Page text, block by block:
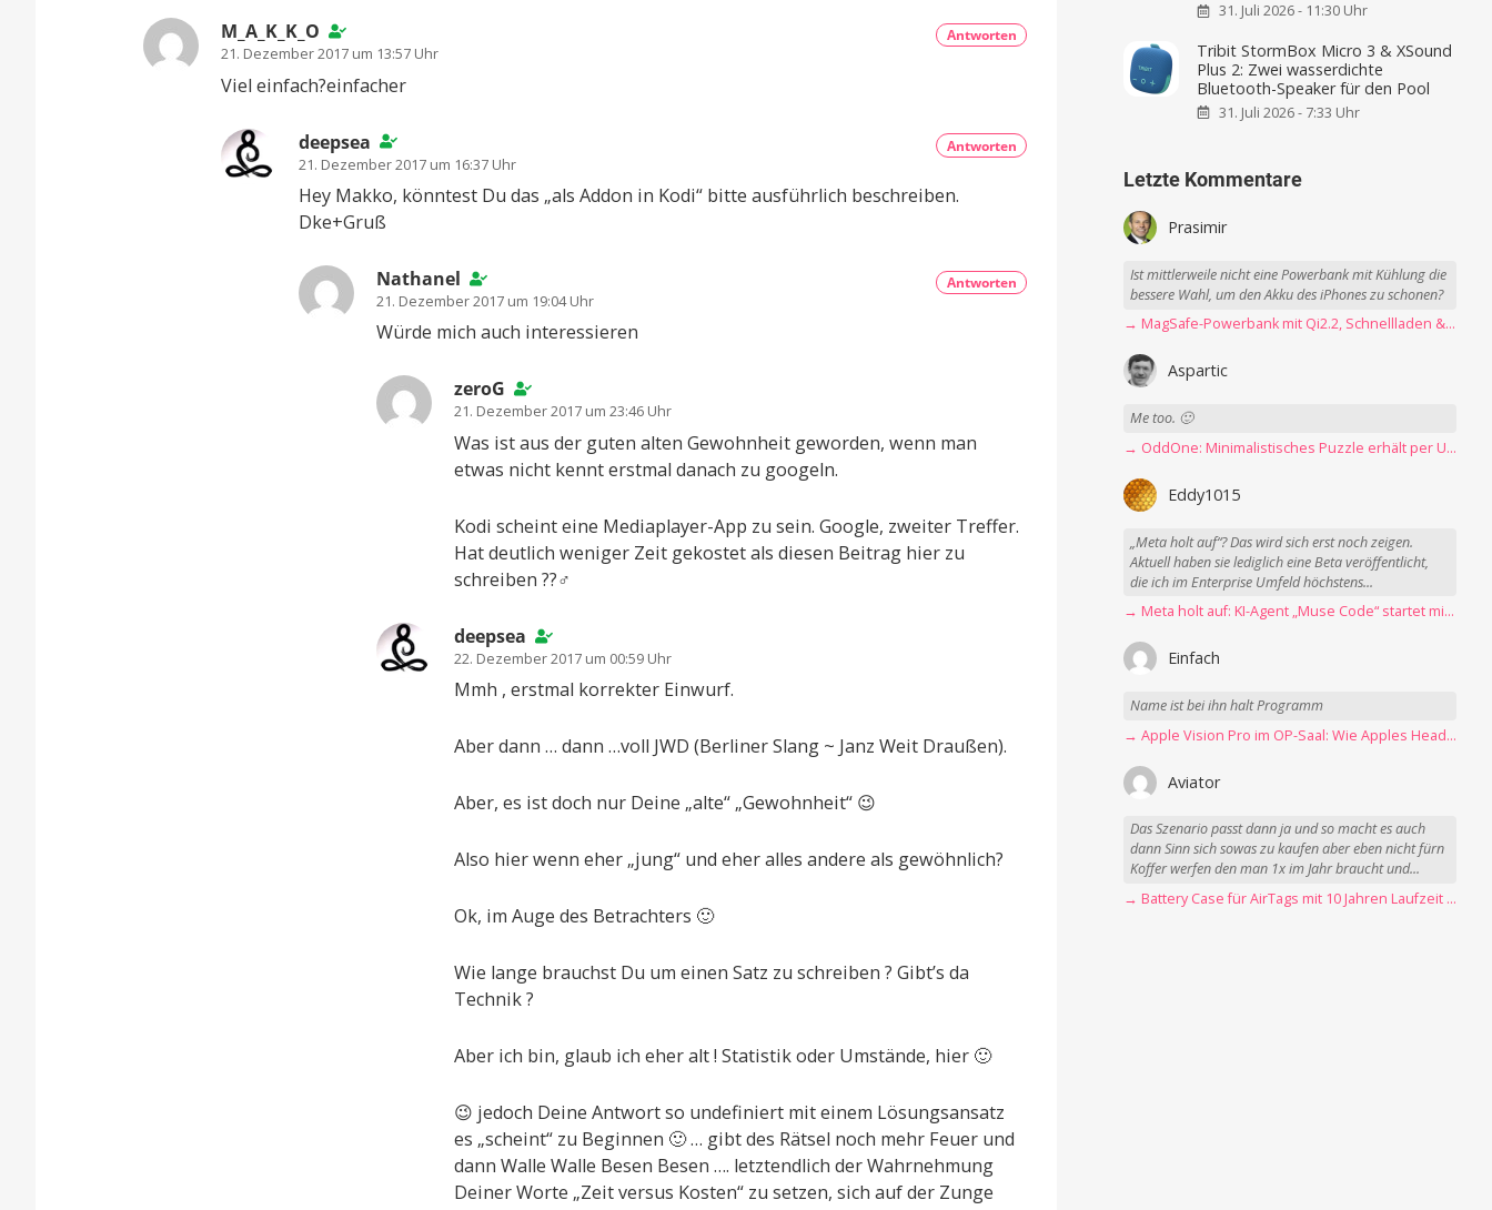
M_A_K_K_O
21. Dezember 2017 um 13:57 Uhr
Viel einfach?einfacher
Antworten
deepsea
21. Dezember 2017 um 16:37 Uhr
Hey Makko, könntest Du das „als Addon in Kodi“ bitte ausführlich beschreiben.
Dke+Gruß
Antworten
Nathanel
21. Dezember 2017 um 19:04 Uhr
Würde mich auch interessieren
Antworten
zeroG
21. Dezember 2017 um 23:46 Uhr
Was ist aus der guten alten Gewohnheit geworden, wenn man
etwas nicht kennt erstmal danach zu googeln.
Kodi scheint eine Mediaplayer-App zu sein. Google, zweiter Treffer.
Hat deutlich weniger Zeit gekostet als diesen Beitrag hier zu
schreiben ??‍♂️
deepsea
22. Dezember 2017 um 00:59 Uhr
Mmh , erstmal korrekter Einwurf.
Aber dann … dann …voll JWD (Berliner Slang ~ Janz Weit Draußen).
Aber, es ist doch nur Deine „alte“ „Gewohnheit“ 😉
Also hier wenn eher „jung“ und eher alles andere als gewöhnlich?
Ok, im Auge des Betrachters 🙂
Wie lange brauchst Du um einen Satz zu schreiben ? Gibt’s da
Technik ?
Aber ich bin, glaub ich eher alt ! Statistik oder Umstände, hier 🙂
😉 jedoch Deine Antwort so undefiniert mit einem Lösungsansatz
es „scheint“ zu Beginnen 🙂 … gibt des Rätsel noch mehr Feuer und
dann Walle Walle Besen Besen …. letztendlich der Wahrnehmung
Deiner Worte „Zeit versus Kosten“ zu setzen, sich auf der Zunge
31. Juli 2026 - 11:30 Uhr
Tribit StormBox Micro 3 & XSound
Plus 2: Zwei wasserdichte
Bluetooth-Speaker für den Pool
31. Juli 2026 - 7:33 Uhr
Letzte Kommentare
Prasimir
Ist mittlerweile nicht eine Powerbank mit Kühlung die
bessere Wahl, um den Akku des iPhones zu schonen?
→ MagSafe-Powerbank mit Qi2.2, Schnellladen & USB-C-Kabel angeschaut
Aspartic
Me too. 🙂
→ OddOne: Minimalistisches Puzzle erhält per Update 150 neue Level
Eddy1015
„Meta holt auf“? Das wird sich erst noch zeigen.
Aktuell haben sie lediglich eine Beta veröffentlicht,
die ich im Enterprise Umfeld höchstens...
→ Meta holt auf: KI-Agent „Muse Code“ startet mit erster Betaversion
Einfach
Name ist bei ihn halt Programm
→ Apple Vision Pro im OP-Saal: Wie Apples Headset Operationen beschleunigt
Aviator
Das Szenario passt dann ja und so macht es auch
dann Sinn sich sowas zu kaufen aber eben nicht fürn
Koffer werfen den man 1x im Jahr braucht und...
→ Battery Case für AirTags mit 10 Jahren Laufzeit jetzt nur 12,89 Euro